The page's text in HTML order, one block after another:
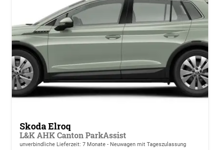
Skoda Elroq
L&K AHK Canton ParkAssist
unverbindliche Lieferzeit: 7 Monate Neuwagen mit Tageszulassung